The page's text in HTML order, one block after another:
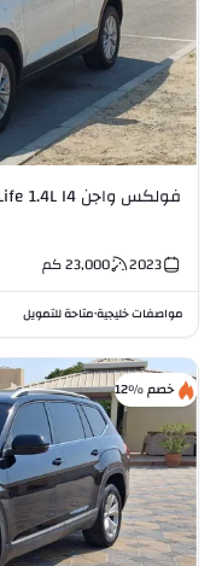
فولكس واجن T-Roc Life 1.4L I4
2023
23,000كم
مواصفات خليجية•متاحة للتمويل
خصم %12